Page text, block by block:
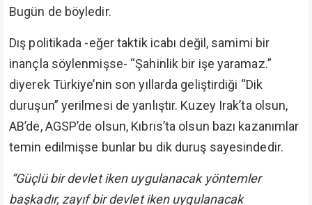
Bugün de böyledir.
Dış politikada -eğer taktik icabı değil, samimi bir
inançla söylenmişse- “Şahinlik bir işe yaramaz.”
diyerek Türkiye’nin son yıllarda geliştirdiği “Dik
duruşun” yerilmesi de yanlıştır. Kuzey Irak’ta olsun,
AB’de, AGSP’de olsun, Kıbrıs’ta olsun bazı kazanımlar
temin edilmişse bunlar bu dik duruş sayesindedir.
“Güçlü bir devlet iken uygulanacak yöntemler
başkadır, zayıf bir devlet iken uygulanacak